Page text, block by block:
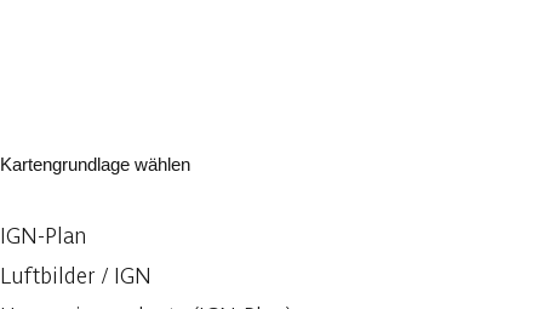
Kartengrundlage wählen
IGN-Plan
Luftbilder / IGN